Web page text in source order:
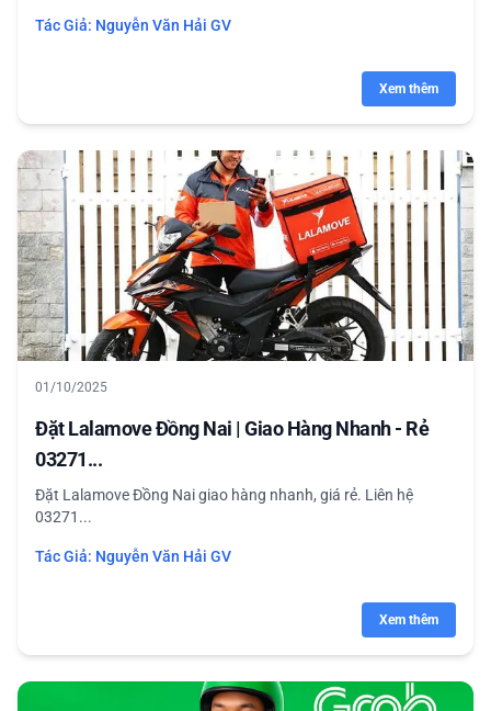
Tác Giả: Nguyễn Văn Hải GV
Xem thêm
01/10/2025
Đặt Lalamove Đồng Nai | Giao Hàng Nhanh - Rẻ
03271...
Đặt Lalamove Đồng Nai giao hàng nhanh, giá rẻ. Liên hệ
03271...
Tác Giả: Nguyễn Văn Hải GV
Xem thêm